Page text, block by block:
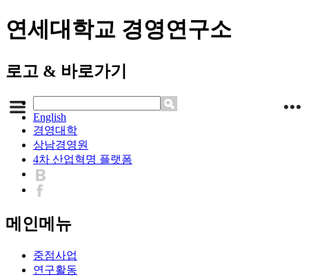
연세대학교 경영연구소
로고 & 바로가기
English
경영대학
상남경영원
4차 산업혁명 플랫폼
메인메뉴
중점사업
연구활동